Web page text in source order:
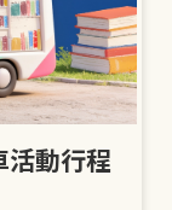
活動行程